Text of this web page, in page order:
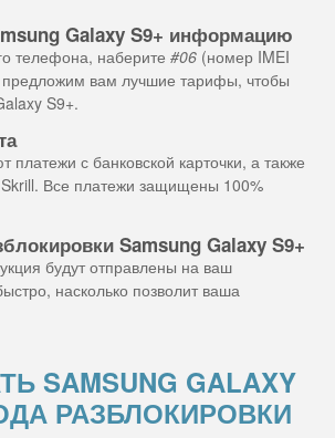
Galaxy S9+ информацию
телефона, наберите #06 (номер IMEI
вам лучшие тарифы, чтобы
S9+.
с банковской карточки, а также
Все платежи защищены 100%
Samsung Galaxy S9+
будут отправлены на ваш
насколько позволит ваша
SAMSUNG GALAXY
РАЗБЛОКИРОВКИ